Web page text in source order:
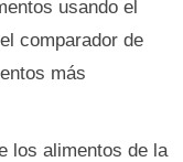
usando el
comparador de
más
los alimentos de la